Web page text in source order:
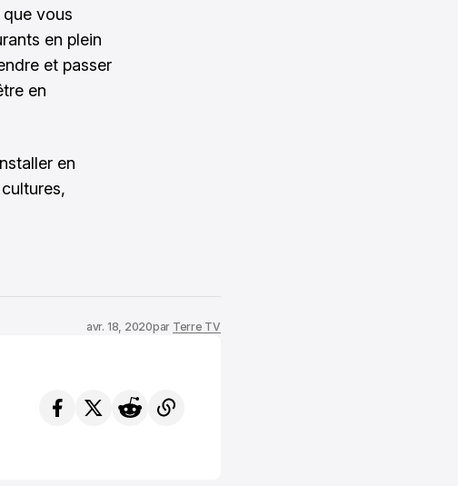
vous
en plein
et passer
en
en
avr. 18, 2020par Terre TV